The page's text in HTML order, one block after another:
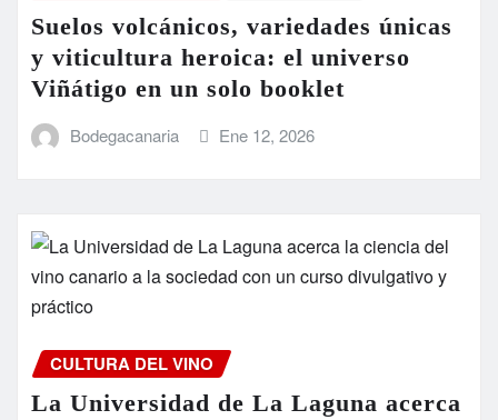
Suelos volcánicos, variedades únicas
y viticultura heroica: el universo
Viñátigo en un solo booklet
Bodegacanaria Ene 12, 2026
CULTURA DEL VINO
La Universidad de La Laguna acerca